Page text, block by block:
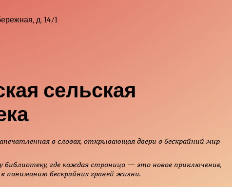
д. 14/1
сельская
в словах, открывающая двери в бескрайний мир
где каждая страница — это новое приключение,
пониманию бескрайних граней жизни.